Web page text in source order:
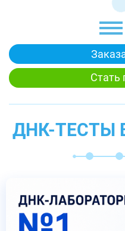
Стать
ДНК-ТЕСТЫ